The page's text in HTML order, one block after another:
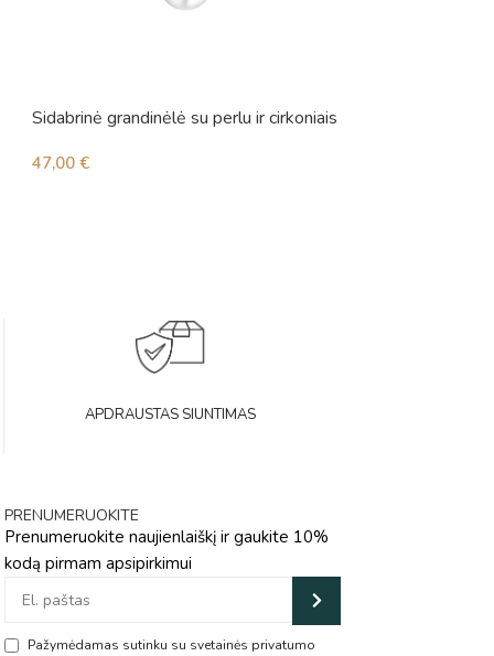
Sidabrinė grandinėlė su perlu ir cirkoniais
47,00 €
APDRAUSTAS SIUNTIMAS
PRENUMERUOKITE
Prenumeruokite naujienlaiškį ir gaukite 10%
kodą pirmam apsipirkimui
Pažymėdamas sutinku su svetainės privatumo